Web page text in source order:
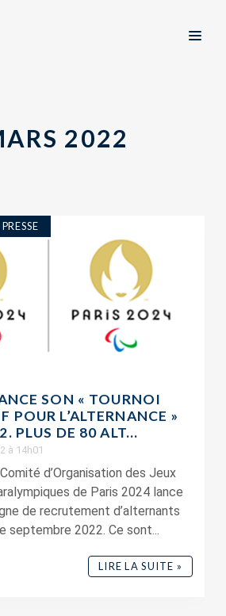
2022
SON « TOURNOI
POUR L’ALTERNANCE »
PLUS DE 80 ALT...
à 14h01
d’Organisation des Jeux
de Paris 2024 lance
de recrutement d’alternants
septembre 2022. Ce sont...
LIRE LA SUITE »